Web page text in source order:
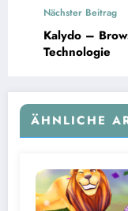
Nächster Beitrag
Kalydo –
Technologie
ÄHNLICHE